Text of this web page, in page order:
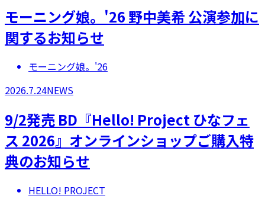
モーニング娘。'26 野中美希 公演参加に
関するお知らせ
モーニング娘。'26
2026.7.24NEWS
9/2発売 BD『Hello! Project ひなフェ
ス 2026』オンラインショップご購入特
典のお知らせ
HELLO! PROJECT